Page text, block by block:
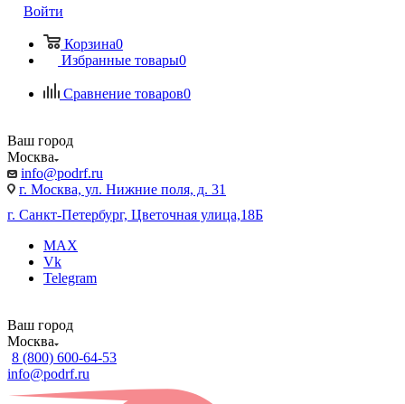
Войти
Корзина0
Избранные товары0
Сравнение товаров0
Ваш город
Москва
info@podrf.ru
г. Москва, ул. Нижние поля, д. 31
г. Санкт-Петербург, Цветочная улица,18Б
MAX
Vk
Telegram
Ваш город
Москва
8 (800) 600-64-53
info@podrf.ru